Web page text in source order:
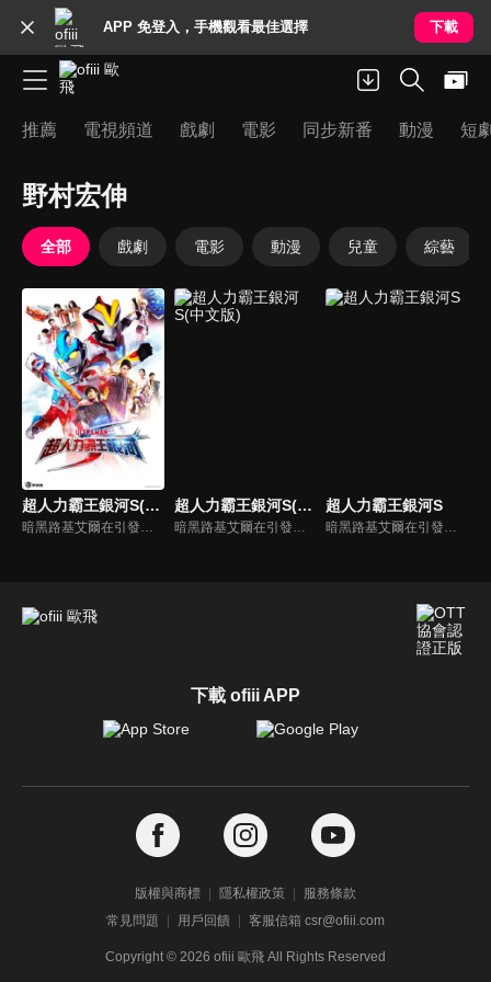
APP 免登入，手機觀看最佳選擇 下載
推薦 電視頻道 戲劇 電影 同步新番 動漫 短
野村宏伸
全部 戲劇 電影 動漫 兒童 綜藝
超人力霸王銀河S(中文版)
暗黑路基艾爾在引發的暗黑火花戰爭中，用擁有讓所有生物陷入時間停歇的暗黑波動將所有的超人力霸王，怪獸和宇宙人變成人偶，後在突然出現的超人力霸王銀河導致兩敗俱傷，雙方因能力用盡而進入沉睡狀態。人偶變成流星降落到地球上，從外國回來的禮堂光命運般的被選中為超人力霸王銀河的繼承者。
超人力霸王銀河S(中文版)
暗黑路基艾爾在引發的暗黑火花戰爭中，用擁有讓所有生物陷入時間停歇的暗黑波動將所有的超人力霸王，怪獸和宇宙人變成人偶，後在突然出現的超人力霸王銀河導致兩敗俱傷，雙方因能力用盡而進入沉睡狀態。人偶變成流星降落到地球上，從外國回來的禮堂光命運般的被選中為超人力霸王銀河的繼承者。
超人力霸王銀河S
暗黑路基艾爾在引發的暗黑火花戰爭中，用擁有讓所有生物陷入時間停歇的暗黑波動將所有的超人力霸王，怪獸和宇宙人變成人偶，後在突然出現的超人力霸王銀河導致兩敗俱傷，雙方因能力用盡而進入沉睡狀態。人偶變成流星降落到地球上，從外國回來的禮堂光命運般的被選中為超人力霸王銀河的繼承者。
下載 ofiii APP
版權與商標 隱私權政策
服務條款
常見問題
用戶回饋 客服信箱 csr@ofiii.com
Copyright © 2026 ofiii 歐飛 All Rights Reserved